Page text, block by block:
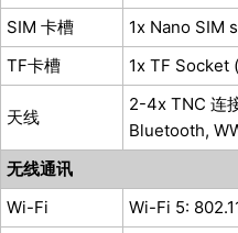
SIM 卡槽
1x Nano SIM
TF卡槽
1x TF Socket
天线
2-4x TNC 连
Bluetooth,
无线通讯
Wi-Fi
Wi-Fi 5: